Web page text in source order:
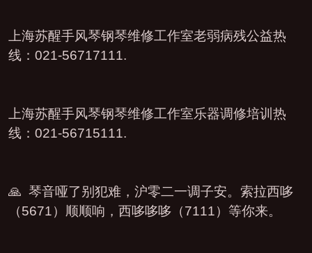
上海苏醒手风琴钢琴维修工作室老弱病残公益热
线：021-56717111.
上海苏醒手风琴钢琴维修工作室乐器调修培训热
线：021-56715111.
🙏 琴音哑了别犯难，沪零二一调子安。索拉西哆
（5671）顺顺响，西哆哆哆（7111）等你来。